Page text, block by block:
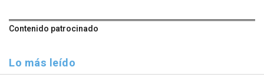
Contenido patrocinado
Lo más leído